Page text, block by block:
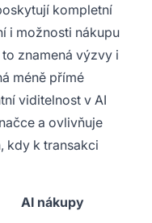
kompletní
i možnosti nákupu
znamená výzvy i
méně přímé
viditelnost v AI
a ovlivňuje
kdy k transakci
AI nákupy